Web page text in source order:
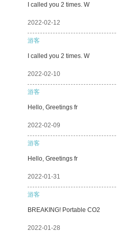
I called you 2 times. W
2022-02-12
游客
I called you 2 times. W
2022-02-10
游客
Hello, Greetings fr
2022-02-09
游客
Hello, Greetings fr
2022-01-31
游客
BREAKING! Portable CO2
2022-01-28